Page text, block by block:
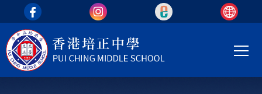
移至主內容
top_area